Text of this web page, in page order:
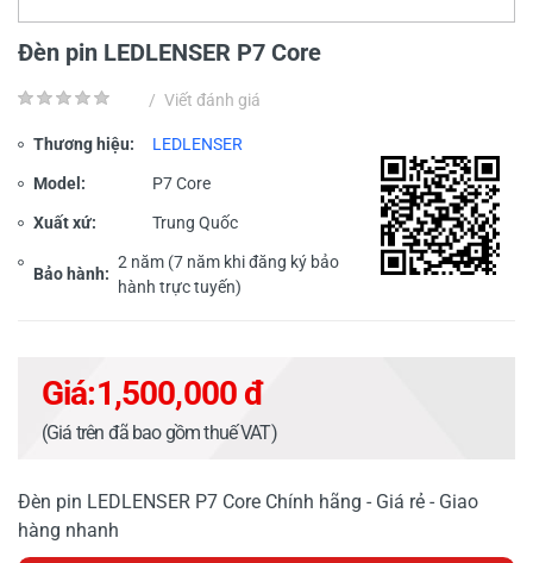
Đèn pin LEDLENSER P7 Core
/ Viết đánh giá
Thương hiệu: LEDLENSER
Model: P7 Core
Xuất xứ: Trung Quốc
Bảo hành:
2 năm (7 năm khi đăng ký bảo
hành trực tuyến)
Giá:1,500,000 đ
(Giá trên đã bao gồm thuế VAT)
Đèn pin LEDLENSER P7 Core Chính hãng - Giá rẻ - Giao
hàng nhanh